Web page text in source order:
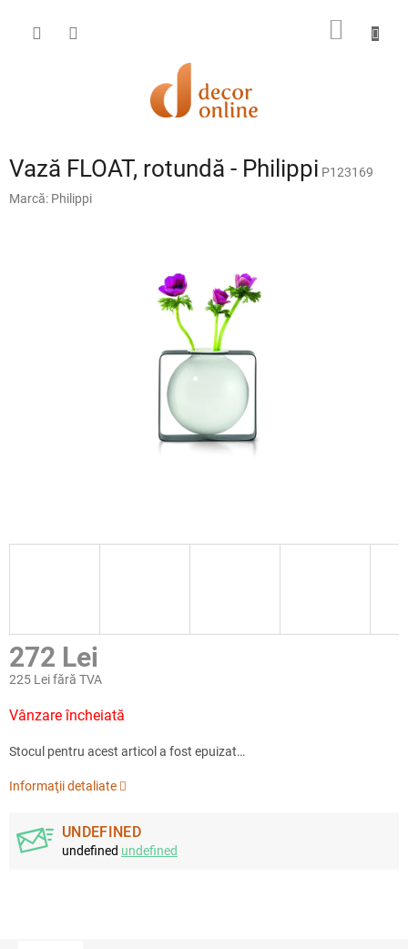
conținut
COŞ
Vază FLOAT, rotundă - Philippi P123169
Marcă: Philippi
272 Lei
225 Lei fără TVA
preţ:
Vânzare încheiată
Stocul pentru acest articol a fost epuizat…
Informaţii detaliate
UNDEFINED
undefined undefined